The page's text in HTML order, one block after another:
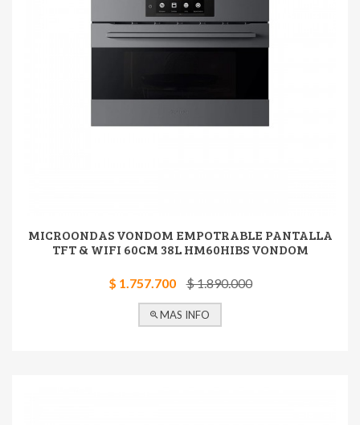
MICROONDAS VONDOM EMPOTRABLE PANTALLA
TFT & WIFI 60CM 38L HM60HIBS VONDOM
$ 1.757.700 $ 1.890.000
MAS INFO